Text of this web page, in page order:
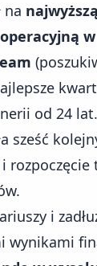
na
w
od 24
sześć
rozpoczęcie
i
wynikami